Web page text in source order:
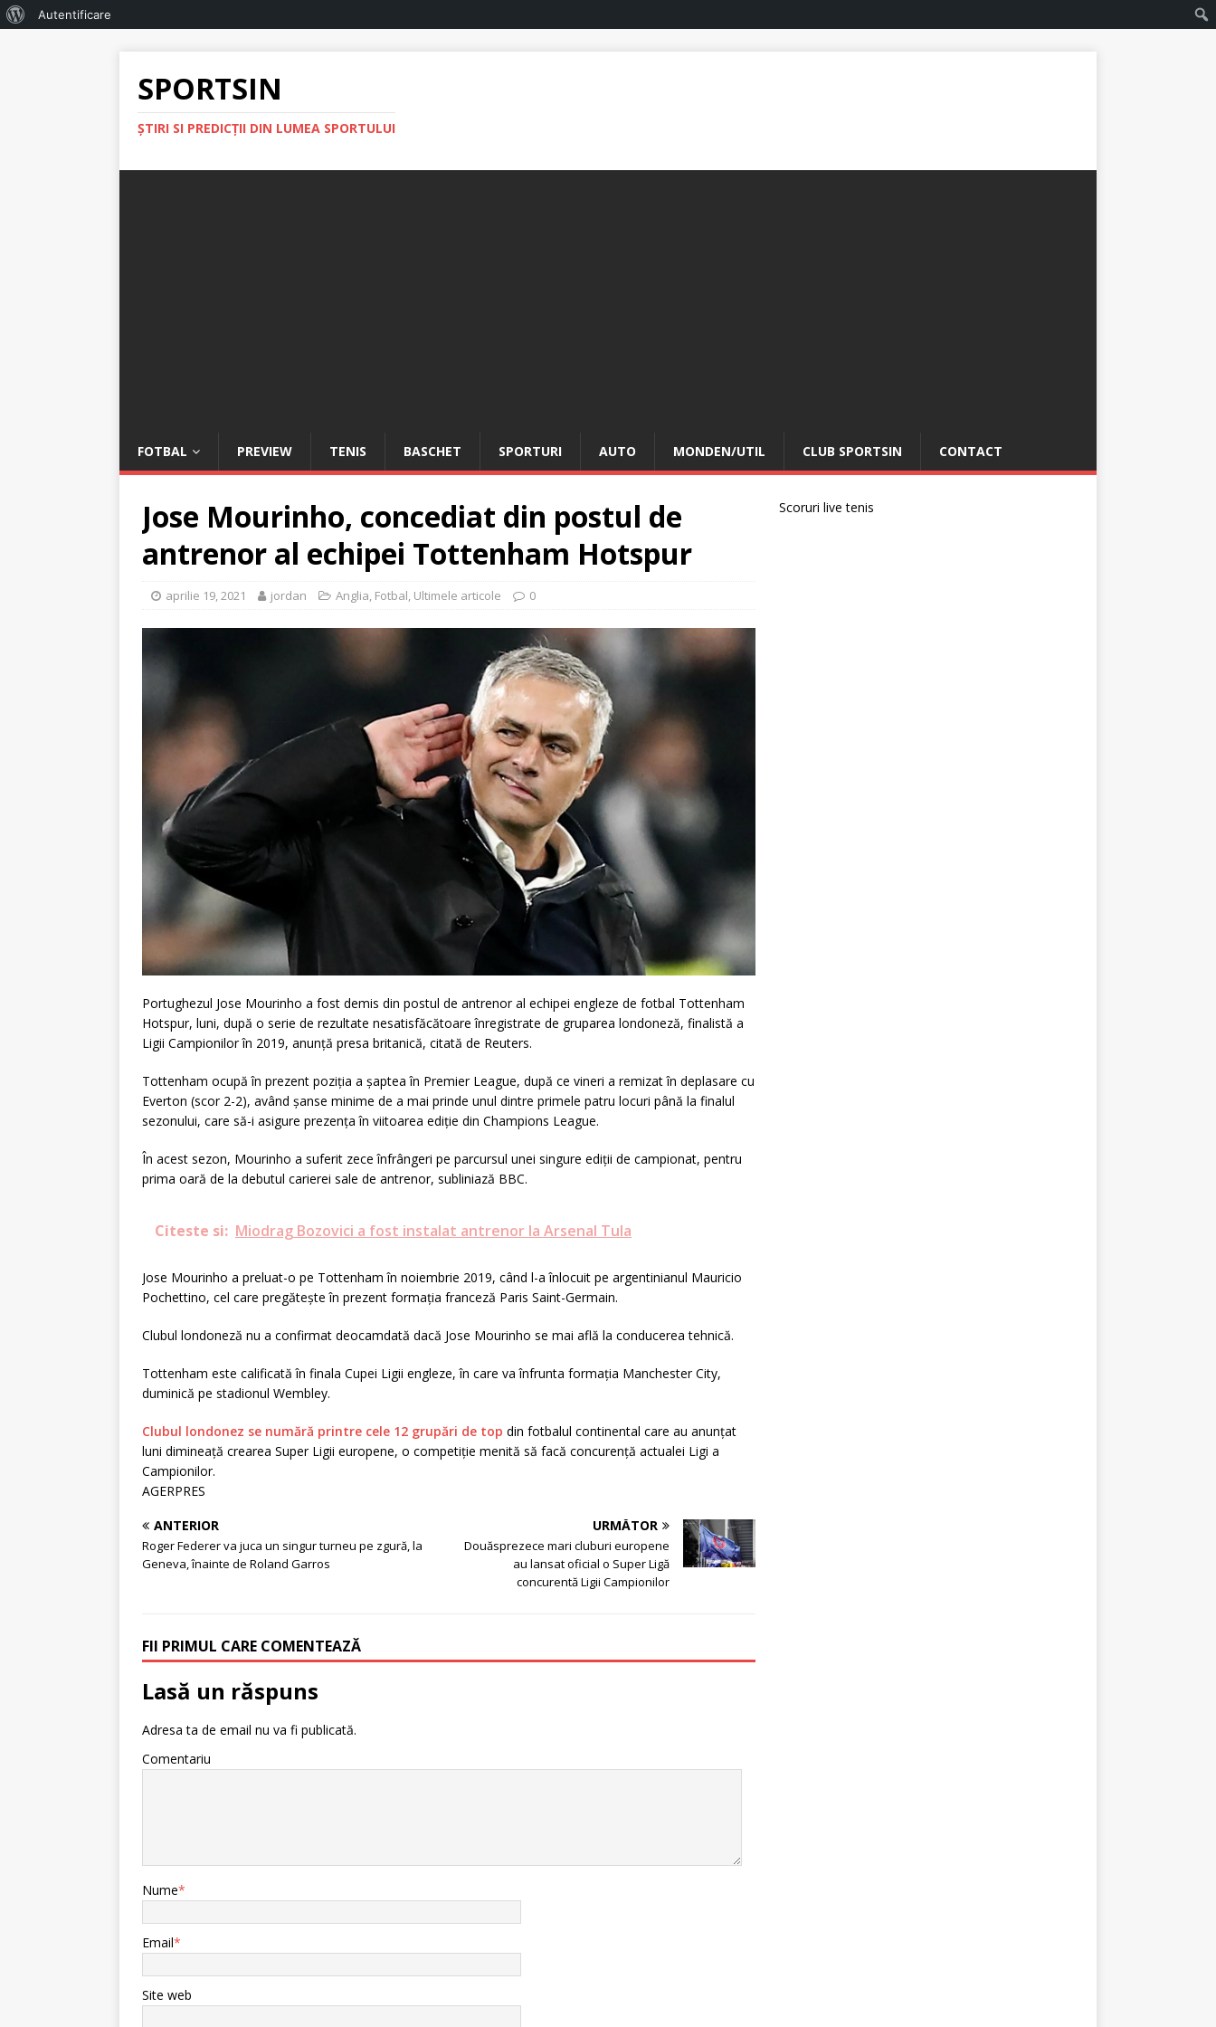
Autentificare
SPORTSIN
ŞTIRI SI PREDICŢII DIN LUMEA SPORTULUI
FOTBAL PREVIEW TENIS BASCHET SPORTURI AUTO MONDEN/UTIL CLUB SPORTSIN CONTACT
Jose Mourinho, concediat din postul de
antrenor al echipei Tottenham Hotspur
aprilie 19, 2021 jordan Anglia, Fotbal, Ultimele articole 0
Portughezul Jose Mourinho a fost demis din postul de antrenor al echipei engleze de fotbal Tottenham
Hotspur, luni, după o serie de rezultate nesatisfăcătoare înregistrate de gruparea londoneză, finalistă a
Ligii Campionilor în 2019, anunţă presa britanică, citată de Reuters.
Tottenham ocupă în prezent poziţia a şaptea în Premier League, după ce vineri a remizat în deplasare cu
Everton (scor 2-2), având şanse minime de a mai prinde unul dintre primele patru locuri până la finalul
sezonului, care să-i asigure prezenţa în viitoarea ediţie din Champions League.
În acest sezon, Mourinho a suferit zece înfrângeri pe parcursul unei singure ediţii de campionat, pentru
prima oară de la debutul carierei sale de antrenor, subliniază BBC.
Citeste si: Miodrag Bozovici a fost instalat antrenor la Arsenal Tula
Jose Mourinho a preluat-o pe Tottenham în noiembrie 2019, când l-a înlocuit pe argentinianul Mauricio
Pochettino, cel care pregăteşte în prezent formaţia franceză Paris Saint-Germain.
Clubul londoneză nu a confirmat deocamdată dacă Jose Mourinho se mai află la conducerea tehnică.
Tottenham este calificată în finala Cupei Ligii engleze, în care va înfrunta formaţia Manchester City,
duminică pe stadionul Wembley.
Clubul londonez se numără printre cele 12 grupări de top din fotbalul continental care au anunţat
luni dimineaţă crearea Super Ligii europene, o competiţie menită să facă concurenţă actualei Ligi a
Campionilor.
AGERPRES
ANTERIOR
Roger Federer va juca un singur turneu pe zgură, la
Geneva, înainte de Roland Garros
URMĂTOR
Douăsprezece mari cluburi europene
au lansat oficial o Super Ligă
concurentă Ligii Campionilor
FII PRIMUL CARE COMENTEAZĂ
Lasă un răspuns
Adresa ta de email nu va fi publicată.
Comentariu
Nume*
Email*
Site web
Scoruri live tenis